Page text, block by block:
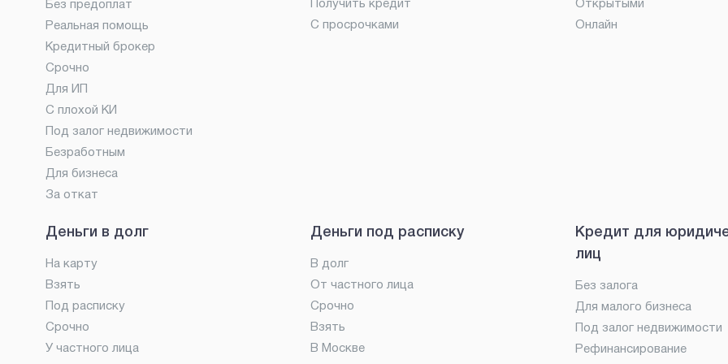
Без предоплат
Реальная помощь
Кредитный брокер
Срочно
Для ИП
С плохой КИ
Под залог недвижимости
Безработным
Для бизнеса
За откат
Получить кредит
С просрочками
Открытыми
Онлайн
Деньги в долг
На карту
Взять
Под расписку
Срочно
У частного лица
Деньги под расписку
В долг
От частного лица
Срочно
Взять
В Москве
Кредит для
лиц
Без залога
Для малого бизнеса
Под залог недвижимости
Рефинансирование